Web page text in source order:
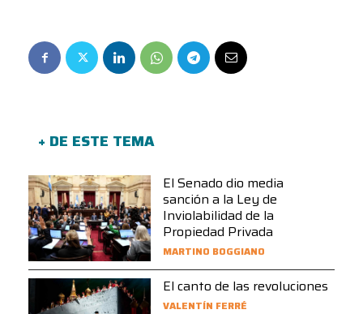
+ DE ESTE TEMA
El Senado dio media
sanción a la Ley de
Inviolabilidad de la
Propiedad Privada
MARTINO BOGGIANO
El canto de las revoluciones
VALENTÍN FERRÉ